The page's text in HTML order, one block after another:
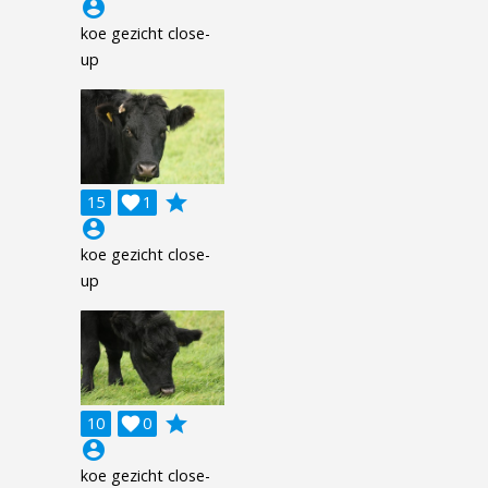
account_circle
koe gezicht close-
up
15 1

grade
account_circle
koe gezicht close-
up
10 0

grade
account_circle
koe gezicht close-